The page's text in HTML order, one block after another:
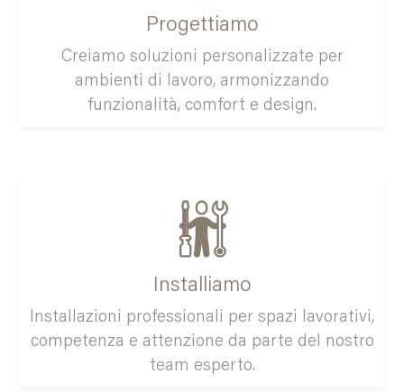
Progettiamo
Creiamo soluzioni personalizzate per
ambienti di lavoro, armonizzando
funzionalità, comfort e design.
Installiamo
Installazioni professionali per spazi lavorativi,
competenza e attenzione da parte del nostro
team esperto.